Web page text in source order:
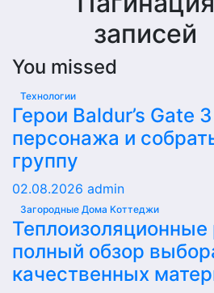
записей
You missed
Технологии
Герои Baldur’s Gate
персонажа и
группу
02.08.2026 admin
Загородные Дома Коттеджи
полный обзор
качественных